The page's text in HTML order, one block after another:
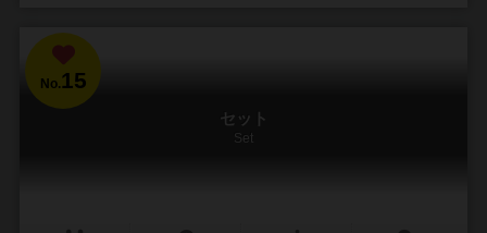
No.15
セット
Set